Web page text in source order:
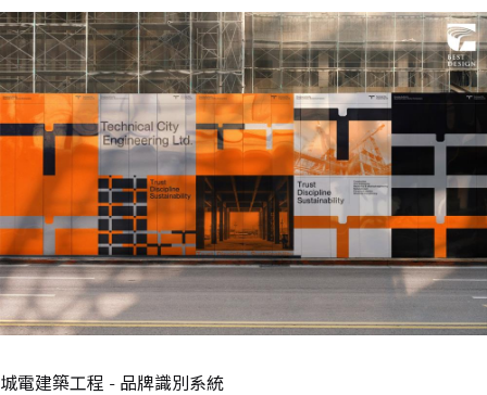
城電建築工程 - 品牌識別系統